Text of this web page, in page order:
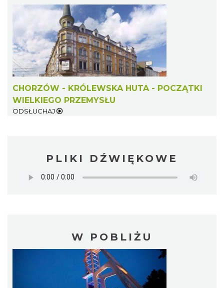
CHORZÓW - KRÓLEWSKA HUTA - POCZĄTKI
WIELKIEGO PRZEMYSŁU
ODSŁUCHAJ
PLIKI DŹWIĘKOWE
W POBLIŻU